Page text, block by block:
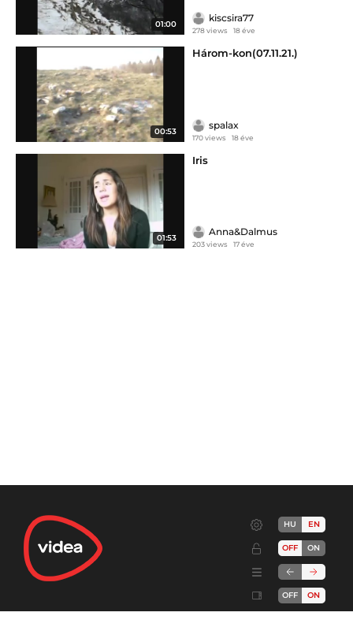
01:00
kiscsira77
278 views 18 éve
00:53
Három-kon(07.11.21.)
spalax
170 views 18 éve
01:53
Iris
Anna&Dalmus
203 views 17 éve
HU EN
OFF ON
OFF ON